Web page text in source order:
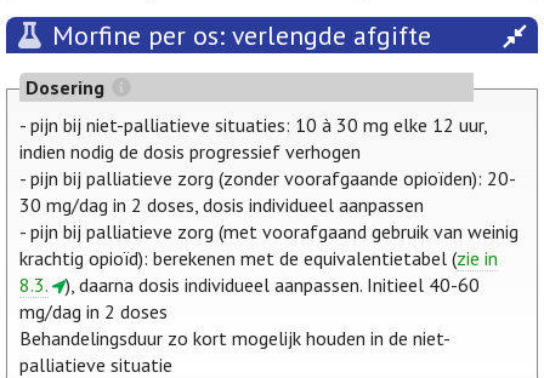
Morfine per os: verlengde afgifte
Dosering
- pijn bij niet-palliatieve situaties: 10 à 30 mg elke 12 uur,
indien nodig de dosis progressief verhogen
- pijn bij palliatieve zorg (zonder voorafgaande opioïden): 20-
30 mg/dag in 2 doses, dosis individueel aanpassen
- pijn bij palliatieve zorg (met voorafgaand gebruik van weinig
krachtig opioïd): berekenen met de equivalentietabel (zie in
8.3.
), daarna dosis individueel aanpassen. Initieel 40-60
mg/dag in 2 doses
Behandelingsduur zo kort mogelijk houden in de niet-
palliatieve situatie